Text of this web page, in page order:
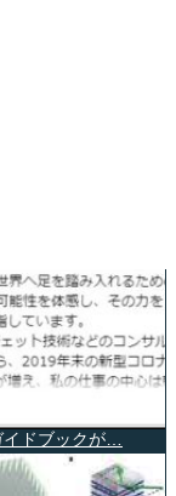
ドブックが…